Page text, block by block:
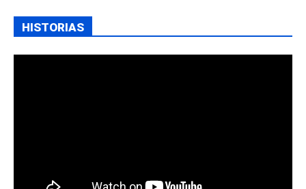
HISTORIAS